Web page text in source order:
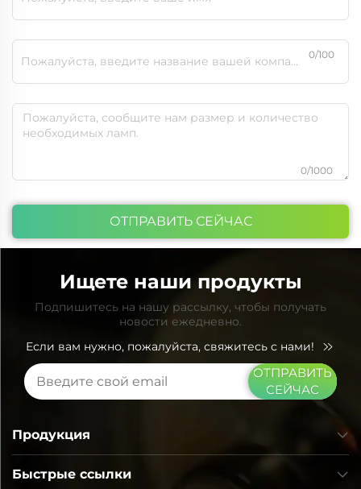
0/100
0/1000
ОТПРАВИТЬ СЕЙЧАС
Ищете наши продукты
Подпишитесь на нашу рассылку, чтобы получать
новости ежедневно.
Если вам нужно, пожалуйста, свяжитесь с нами!
ОТПРАВИТЬ
СЕЙЧАС
Быстрые ссылки
Продукция